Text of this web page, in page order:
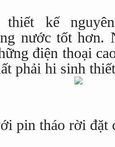
thiết kế
nước tốt hơn.
điện thoại
phải hi sinh
pin tháo rời đặt